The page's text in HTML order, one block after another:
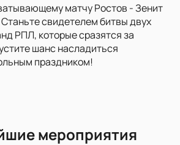
матчу Ростов - Зенит
свидетелем битвы двух
РПЛ, которые сразятся за
шанс насладиться
праздником!
мероприятия